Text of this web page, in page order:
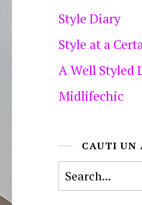
Style Diary
Style at a
A Well Styled
Midlifechic
CAUTI UN